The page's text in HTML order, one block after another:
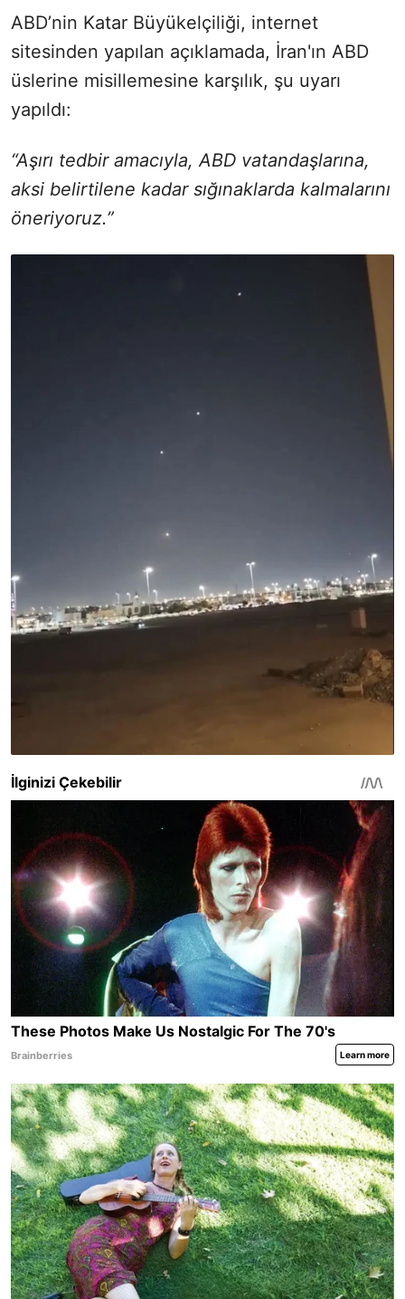
ABD’nin Katar Büyükelçiliği, internet
sitesinden yapılan açıklamada, İran'ın ABD
üslerine misillemesine karşılık, şu uyarı
yapıldı:
“Aşırı tedbir amacıyla, ABD vatandaşlarına,
aksi belirtilene kadar sığınaklarda kalmalarını
öneriyoruz.”